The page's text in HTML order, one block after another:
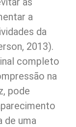
a
da
2013).
completo
na
pode
de uma